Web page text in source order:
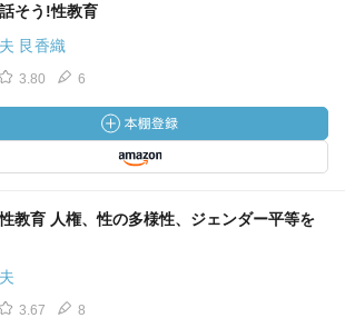
そう!性教育
艮香織
3.80 6
教育 人権、性の多様性、ジェンダー平等を
3.67 8